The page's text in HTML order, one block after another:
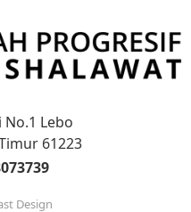
No.1 Lebo
61223
Design